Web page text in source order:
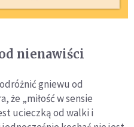
nienawiści
gniewu od
że „miłość w sensie
ucieczką od walki i